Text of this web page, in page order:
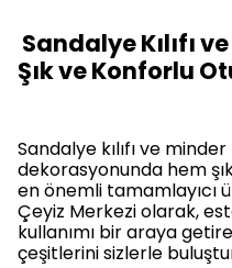
Sandalye Kılıfı
Şık ve Konforlu
Sandalye kılıfı ve
dekorasyonunda hem
en önemli tamamlayıcı
Çeyiz Merkezi olarak,
kullanımı bir araya
çeşitlerinisizlerle